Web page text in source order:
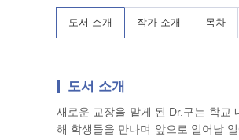
도서 소개 작가 소개 목차
도서 소개
새로운 교장을 맡게 된 Dr.구는 학교
해 학생들을 만나며 앞으로 일어날